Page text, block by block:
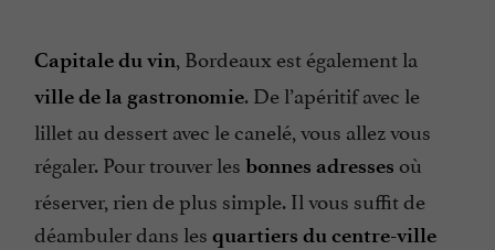
Capitale du vin, Bordeaux est également la
ville de la gastronomie. De l’apéritif avec le
lillet au dessert avec le canelé, vous allez vous
régaler. Pour trouver les bonnes adresses où
réserver, rien de plus simple. Il vous suffit de
déambuler dans les quartiers du centre-ville